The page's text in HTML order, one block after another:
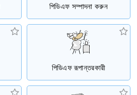
পিডিএফ সম্পাদনা করুন
পিডিএফ রূপান্তরকারী